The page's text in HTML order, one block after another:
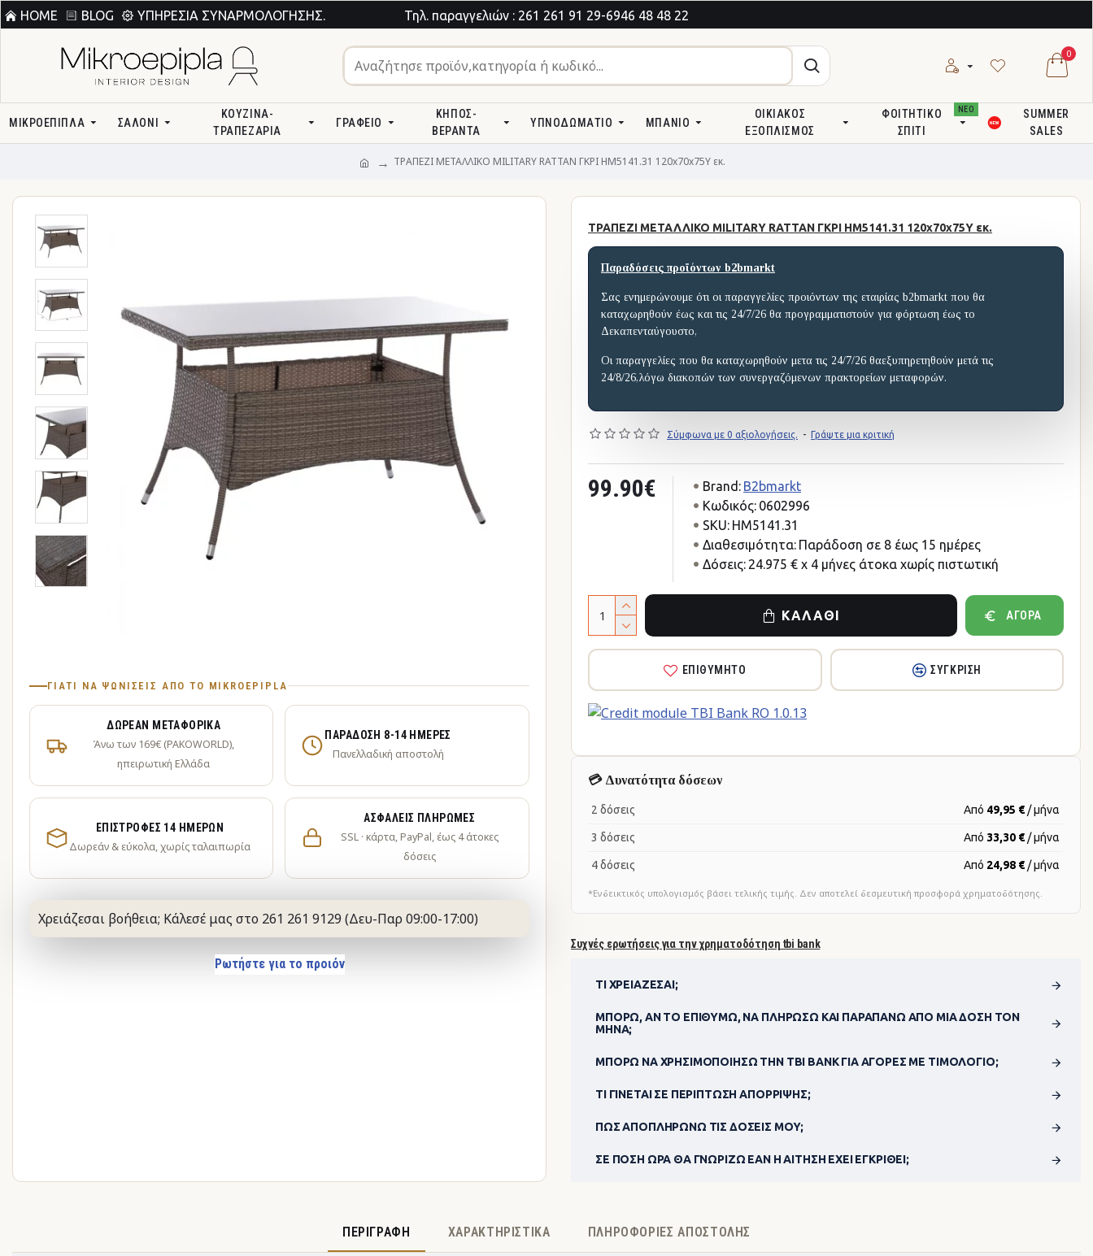
HOME BLOG ΥΠΗΡΕΣΊΑ ΣΥΝΑΡΜΟΛΌΓΗΣΗΣ. Τηλ. παραγγελιών : 261 261 91 29-6946 48 48 22
0
ΜΙΚΡΟΕΠΙΠΛΑ ΣΑΛΌΝΙ
ΚΟΥΖΊΝΑ-
ΤΡΑΠΕΖΑΡΊΑ
ΓΡΑΦΕΊΟ
ΚΉΠΟΣ-
ΒΕΡΆΝΤΑ
ΥΠΝΟΔΩΜΆΤΙΟ ΜΠΆΝΙΟ
ΟΙΚΙΑΚΌΣ
ΕΞΟΠΛΙΣΜΌΣ
ΦΟΙΤΗΤΙΚΌ
ΣΠΊΤΙ
ΝΕΟ
SUMMER
SALES
ΤΡΑΠΕΖΙ ΜΕΤΑΛΛΙΚΟ MILITARY RATTAN ΓΚΡΙ HM5141.31 120x70x75Υ εκ.
ΓΙΑΤΊ ΝΑ ΨΩΝΊΣΕΙΣ ΑΠΌ ΤΟ MIKROEPIPLA
ΔΩΡΕΆΝ ΜΕΤΑΦΟΡΙΚΆ
Άνω των 169€ (PAKOWORLD),
ηπειρωτική Ελλάδα
ΠΑΡΆΔΟΣΗ 8-14 ΗΜΈΡΕΣ
Πανελλαδική αποστολή
ΕΠΙΣΤΡΟΦΈΣ 14 ΗΜΕΡΏΝ
Δωρεάν & εύκολα, χωρίς ταλαιπωρία
ΑΣΦΑΛΕΊΣ ΠΛΗΡΩΜΈΣ
SSL · κάρτα, PayPal, έως 4 άτοκες
δόσεις
Χρειάζεσαι βοήθεια; Κάλεσέ μας στο 261 261 9129 (Δευ-Παρ 09:00-17:00)
Ρωτήστε για το προιόν
ΤΡΑΠΕΖΙ ΜΕΤΑΛΛΙΚΟ MILITARY RATTAN ΓΚΡΙ HM5141.31 120x70x75Υ εκ.
Παραδόσεις προϊόντων b2bmarkt
Σας ενημερώνουμε ότι οι παραγγελίες προιόντων της εταιρίας b2bmarkt που θα
καταχωρηθούν έως και τις 24/7/26 θα προγραμματιστούν για φόρτωση έως το
Δεκαπενταύγουστο,
Οι παραγγελίες που θα καταχωρηθούν μετα τις 24/7/26 θαεξυπηρετηθούν μετά τις
24/8/26,λόγω διακοπών των συνεργαζόμενων πρακτορείων μεταφορών.
Σύμφωνα με 0 αξιολογήσεις. - Γράψτε μια κριτική
99.90€ Brand: B2bmarkt
Κωδικός: 0602996
SKU: HM5141.31
Διαθεσιμότητα: Παράδοση σε 8 έως 15 ημέρες
Δόσεις: 24.975 € x 4 μήνες άτοκα χωρίς πιστωτική
ΚΑΛΆΘΙ ΑΓΟΡΆ
ΕΠΙΘΥΜΗΤΌ ΣΎΓΚΡΙΣΗ
Συχνές ερωτήσεις για την χρηματοδότηση tbi bank
ΤΙ ΧΡΕΙΆΖΕΣΑΙ;
ΜΠΟΡΏ, ΑΝ ΤΟ ΕΠΙΘΥΜΏ, ΝΑ ΠΛΗΡΏΣΩ ΚΑΙ ΠΑΡΑΠΆΝΩ ΑΠΌ ΜΊΑ ΔΌΣΗ ΤΟΝ
ΜΉΝΑ;
ΜΠΟΡΏ ΝΑ ΧΡΗΣΙΜΟΠΟΊΗΣΩ ΤΗΝ TBI BANK ΓΙΑ ΑΓΟΡΈΣ ΜΕ ΤΙΜΟΛΌΓΙΟ;
ΤΙ ΓΊΝΕΤΑΙ ΣΕ ΠΕΡΊΠΤΩΣΗ ΑΠΌΡΡΙΨΗΣ;
ΠΏΣ ΑΠΟΠΛΗΡΏΝΩ ΤΙΣ ΔΌΣΕΙΣ ΜΟΥ;
ΣΕ ΠΌΣΗ ΏΡΑ ΘΑ ΓΝΩΡΊΖΩ ΕΆΝ Η ΑΊΤΗΣΗ ΈΧΕΙ ΕΓΚΡΙΘΕΊ;
💳 Δυνατότητα δόσεων
2 δόσεις Από 49,95 € / μήνα
3 δόσεις Από 33,30 € / μήνα
4 δόσεις Από 24,98 € / μήνα
*Ενδεικτικός υπολογισμός βάσει τελικής τιμής. Δεν αποτελεί δεσμευτική προσφορά χρηματοδότησης.
ΠΕΡΙΓΡΑΦΉ ΧΑΡΑΚΤΗΡΙΣΤΙΚΆ ΠΛΗΡΟΦΟΡΊΕΣ ΑΠΟΣΤΟΛΉΣ